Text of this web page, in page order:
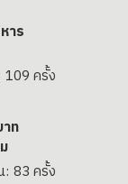
าร
109 ครั้ง
ท
: 83 ครั้ง